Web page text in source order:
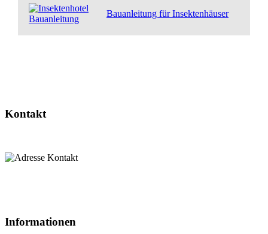
Bauanleitung für Insektenhäuser
Kontakt
Informationen